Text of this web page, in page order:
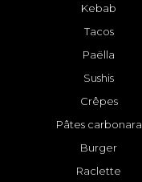
Kebab
Tacos
Paëlla
Sushis
Crêpes
Pâtes carbonara
Burger
Raclette